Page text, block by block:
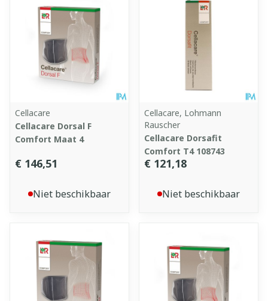
Cellacare
Cellacare Dorsal F
Comfort Maat 4
€ 146,51
Niet beschikbaar
Cellacare, Lohmann
Rauscher
Cellacare Dorsafit
Comfort T4 108743
€ 121,18
Niet beschikbaar